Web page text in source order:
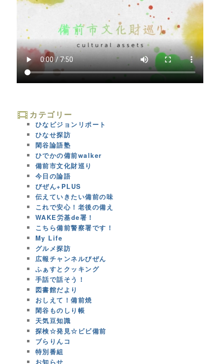
カテゴリー
ひなビジョンリポート
ひなせ探訪
閑谷論語塾
ひでかの備前walker
備前市文化財巡り
今日の論語
びぜん+PLUS
伝えていきたい備前の味
これで安心！老後の備え
WAKE労基de署！
こちら備前警察署です！
My Life
グルメ探訪
広報チャンネルびぜん
ふぁすとクッキング
手話で話そう！
図書館だより
おしえて！備前焼
閑谷ものしり帳
天気豆知識
探検☆発見☆ビビ備前
ブらりんコ
特別番組
お知らせ